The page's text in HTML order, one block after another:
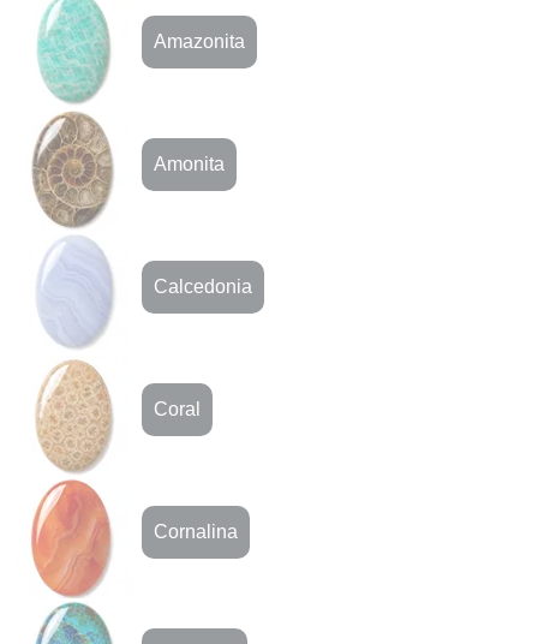
Amazonita
Amonita
Calcedonia
Coral
Cornalina